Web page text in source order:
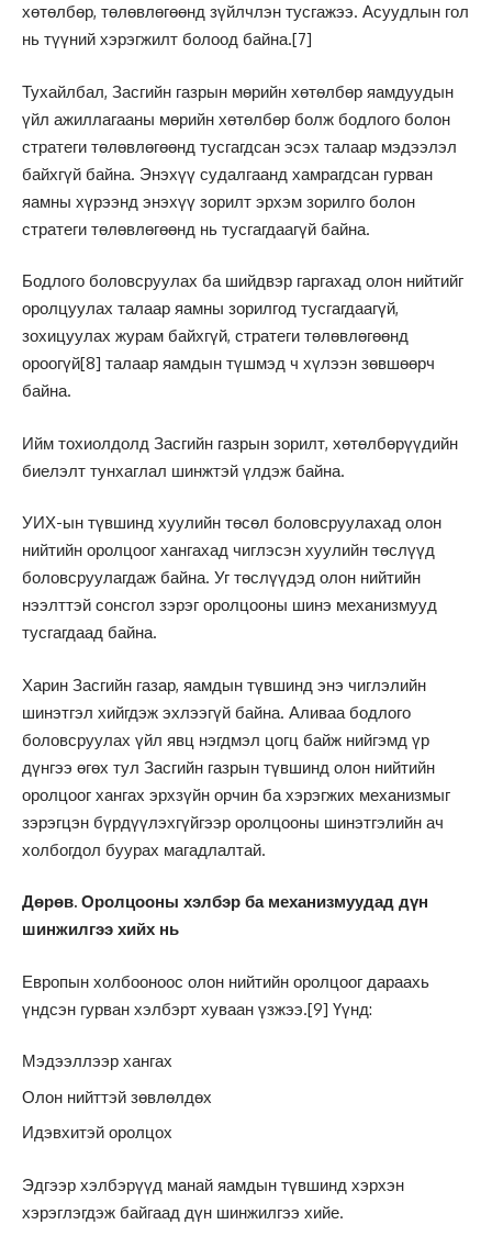
хөтөлбөр, төлөвлөгөөнд зүйлчлэн тусгажээ. Асуудлын гол
нь түүний хэрэгжилт болоод байна.[7]
Тухайлбал, Засгийн газрын мөрийн хөтөлбөр яамдуудын
үйл ажиллагааны мөрийн хөтөлбөр болж бодлого болон
стратеги төлөвлөгөөнд тусгагдсан эсэх талаар мэдээлэл
байхгүй байна. Энэхүү судалгаанд хамрагдсан гурван
яамны хүрээнд энэхүү зорилт эрхэм зорилго болон
стратеги төлөвлөгөөнд нь тусгагдаагүй байна.
Бодлого боловсруулах ба шийдвэр гаргахад олон нийтийг
оролцуулах талаар яамны зорилгод тусгагдаагүй,
зохицуулах журам байхгүй, стратеги төлөвлөгөөнд
ороогүй[8] талаар яамдын түшмэд ч хүлээн зөвшөөрч
байна.
Ийм тохиолдолд Засгийн газрын зорилт, хөтөлбөрүүдийн
биелэлт тунхаглал шинжтэй үлдэж байна.
УИХ-ын түвшинд хуулийн төсөл боловсруулахад олон
нийтийн оролцоог хангахад чиглэсэн хуулийн төслүүд
боловсруулагдаж байна. Уг төслүүдэд олон нийтийн
нээлттэй сонсгол зэрэг оролцооны шинэ механизмууд
тусгагдаад байна.
Харин Засгийн газар, яамдын түвшинд энэ чиглэлийн
шинэтгэл хийгдэж эхлээгүй байна. Аливаа бодлого
боловсруулах үйл явц нэгдмэл цогц байж нийгэмд үр
дүнгээ өгөх тул Засгийн газрын түвшинд олон нийтийн
оролцоог хангах эрхзүйн орчин ба хэрэгжих механизмыг
зэрэгцэн бүрдүүлэхгүйгээр оролцооны шинэтгэлийн ач
холбогдол буурах магадлалтай.
Дөрөв. Оролцооны хэлбэр ба механизмуудад дүн
шинжилгээ хийх нь
Европын холбооноос олон нийтийн оролцоог дараахь
үндсэн гурван хэлбэрт хуваан үзжээ.[9] Үүнд:
Мэдээллээр хангах
Олон нийттэй зөвлөлдөх
Идэвхитэй оролцох
Эдгээр хэлбэрүүд манай яамдын түвшинд хэрхэн
хэрэглэгдэж байгаад дүн шинжилгээ хийе.